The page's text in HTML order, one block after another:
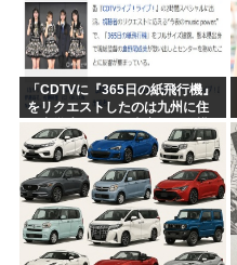
「CDTVに『365日の紙飛行機』
をリクエストしたのは九州に住
む中学生」←この事実って結構
デカいよな【AKB48】